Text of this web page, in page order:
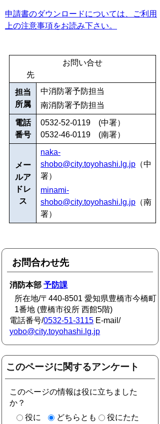
申請書のダウンロードについては、ご利用
上の注意事項をお読み下さい。
お問い合せ
先
担当
所属
中消防署予防担当
南消防署予防担当
電話
番号
0532-52-0119 (中署）
0532-46-0119 (南署）
メー
ルア
ドレ
ス
naka-
shobo@city.toyohashi.lg.jp （中
署）
minami-
shobo@city.toyohashi.lg.jp （南
署）
お問合わせ先
消防本部予防課
所在地/〒440-8501 愛知県豊橋市今橋町
1番地 (豊橋市役所 西館5階)
電話番号/0532-51-3115 E-mail/
yobo@city.toyohashi.lg.jp
このページに関するアンケート
このページの情報は役に立ちました
か？
役に
どちらとも
役にたた